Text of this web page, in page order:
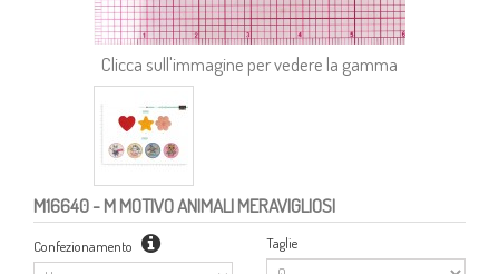
Clicca sull'immagine per vedere la gamma
M16640- M MOTIVO ANIMALI MERAVIGLIOSI
Confezionamento Taglie